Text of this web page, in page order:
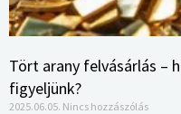
Tört arany felvásárlás –
figyeljünk?
2025.06.05. Nincs hozzászólás